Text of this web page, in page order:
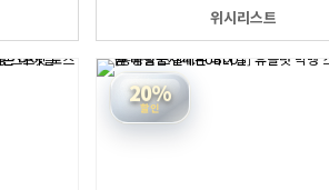
위시리스트
20%
할인